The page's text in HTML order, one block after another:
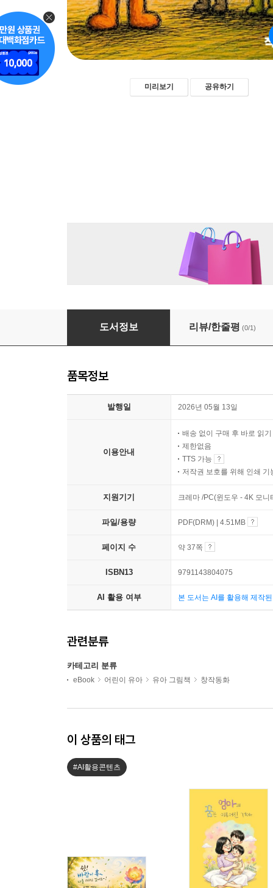
미리보기 공유하기
거기서 있어 보기로 했어
도서정보 리뷰/한줄평 (0/1)
품목정보
발행일 2026년 05월 13일
이용안내
배송 없이 구매 후 바로 읽기
제한없음
TTS 가능
저작권 보호를 위해 인쇄 기
지원기기 크레마 /PC(윈도우 - 4K 모
파일/용량 PDF(DRM) | 4.51MB
페이지 수 약 37쪽
ISBN13 9791143804075
AI 활용 여부 본 도서는 AI를 활용해 제작
관련분류
카테고리 분류
eBook 어린이 유아 유아 그림책 창작동화
이 상품의 태그
#AI활용콘텐츠